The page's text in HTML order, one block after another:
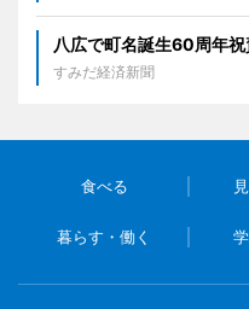
八広で町名誕生60周年
すみだ経済新聞
食べる
暮らす・働く